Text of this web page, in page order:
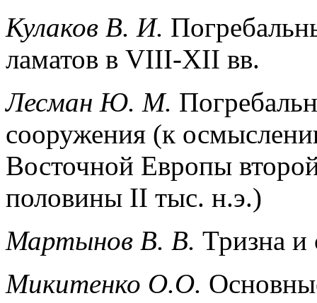
Кулаков В. И.
ламатов в VIII-XII вв.
Лесман Ю. М.
сооружения (к
Восточной Европы
половины II тыс. н.э.)
Мартынов В. В. Тризна и
Микитенко О.О.